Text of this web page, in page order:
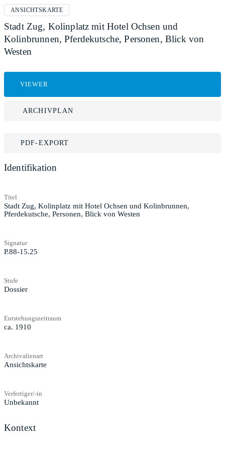
ANSICHTSKARTE
Stadt Zug, Kolinplatz mit Hotel Ochsen und
Kolinbrunnen, Pferdekutsche, Personen, Blick von
Westen
VIEWER
ARCHIVPLAN
PDF-EXPORT
Identifikation
Titel
Stadt Zug, Kolinplatz mit Hotel Ochsen und Kolinbrunnen,
Pferdekutsche, Personen, Blick von Westen
Signatur
P.88-15.25
Stufe
Dossier
Entstehungszeitraum
ca. 1910
Archivalienart
Ansichtskarte
Verfertiger/-in
Unbekannt
Kontext